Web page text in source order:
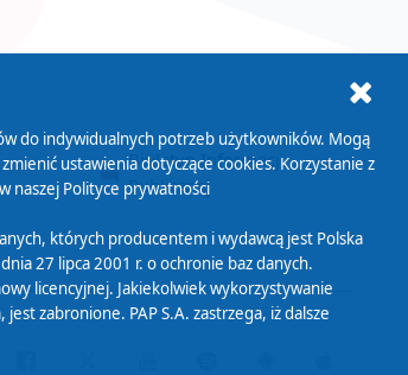
Biuletyn Informacji
Publicznej
do indywidualnych potrzeb użytkowników. Mogą
ustawienia dotyczące cookies. Korzystanie z
naszej Polityce prywatności
których producentem i wydawcą jest Polska
27 lipca 2001 r. o ochronie baz danych.
licencyjnej. Jakiekolwiek wykorzystywanie
zabronione. PAP S.A. zastrzega, iż dalsze